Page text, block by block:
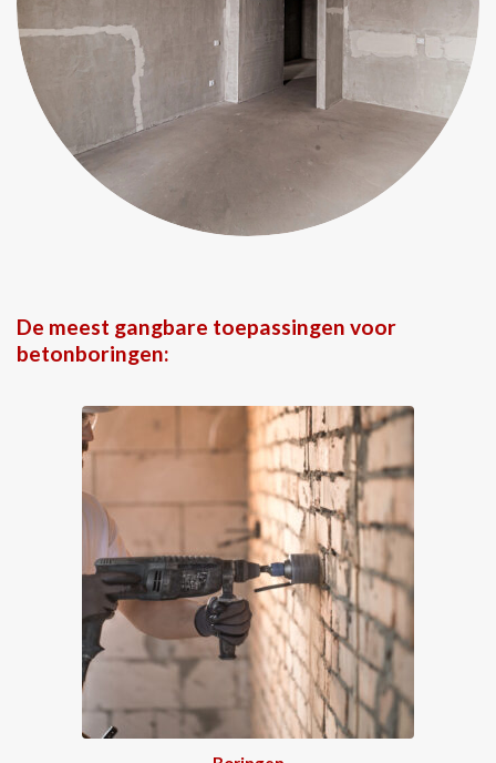
De meest gangbare toepassingen voor
betonboringen: